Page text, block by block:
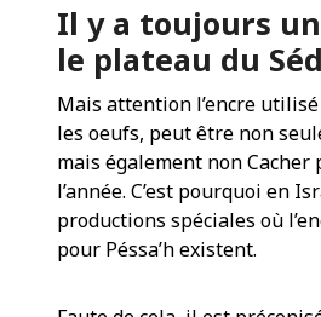
Il y a toujours
le plateau du
Mais attention l’encre
les oeufs, peut être non
mais également non Cacher
l’année. C’est pourquoi en
productions spéciales où
pour Péssa’h existent.